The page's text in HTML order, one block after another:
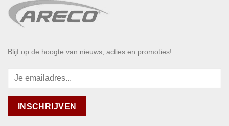
Blijf op de hoogte van nieuws, acties en promoties!